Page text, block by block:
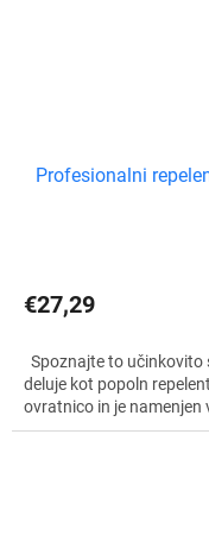
Profesionalni
€27,29
Spoznajte to učinkovito
deluje kot popoln
ovratnico in je namenjen